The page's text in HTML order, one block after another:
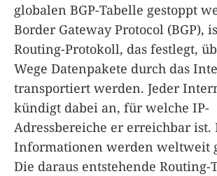
globalen BGP-Tabelle gestoppt
Border Gateway Protocol (BGP),
Routing-Protokoll, das festlegt,
Wege Datenpakete durch das
transportiert werden. Jeder
kündigt dabei an, für welche IP-
Adressbereiche er erreichbar ist.
Informationen werden weltweit
Die daraus entstehende Routing-